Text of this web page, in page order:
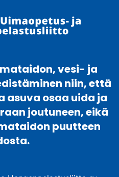
vesi- ja
niin, että
asuva osaa uida ja
joutuneen, eikä
puutteen